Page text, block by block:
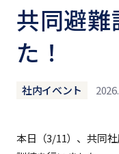
共同避
た！
社内イベント
本日（3/11）、共同